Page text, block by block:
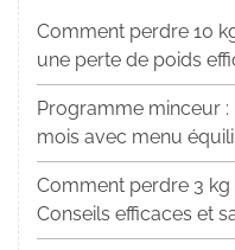
Comment perdre 10
une perte de poids
Programme minceur
mois avec menu
Comment perdre 3 kg
Conseils efficaces et